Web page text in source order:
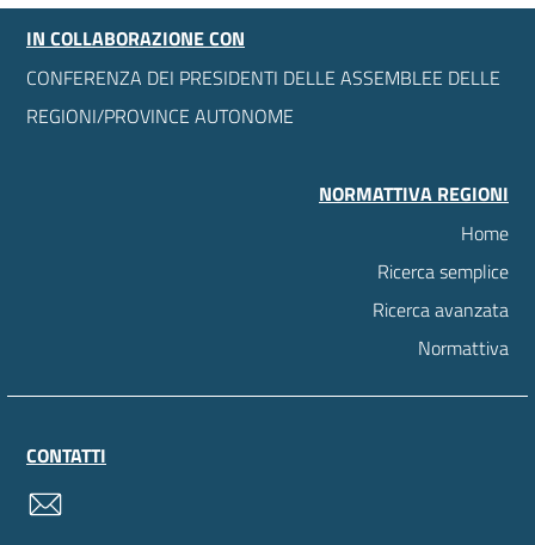
IN COLLABORAZIONE CON
CONFERENZA DEI PRESIDENTI DELLE ASSEMBLEE DELLE
REGIONI/PROVINCE AUTONOME
NORMATTIVA REGIONI
Home
Ricerca semplice
Ricerca avanzata
Normattiva
CONTATTI